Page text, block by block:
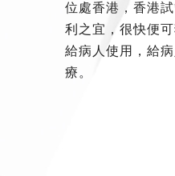
位處香港，香港
利之宜，很快便
給病人使用，給
療。